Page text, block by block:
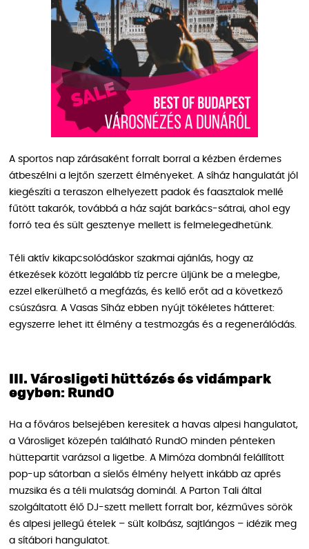
A sportos nap zárásaként forralt borral a kézben érdemes
átbeszélni a lejtőn szerzett élményeket. A síház hangulatát jól
kiegészíti a teraszon elhelyezett padok és faasztalok mellé
fűtött takarók, továbbá a ház saját barkács-sátrai, ahol egy
forró tea és sült gesztenye mellett is felmelegedhetünk.
Téli aktív kikapcsolódáskor szakmai ajánlás, hogy az
étkezések között legalább tíz percre üljünk be a melegbe,
ezzel elkerülhető a megfázás, és kellő erőt ad a következő
csúszásra. A Vasas Síház ebben nyújt tökéletes hátteret:
egyszerre lehet itt élmény a testmozgás és a regenerálódás.
III. Városligeti hüttézés és vidámpark
egyben: RundO
Ha a főváros belsejében keresitek a havas alpesi hangulatot,
a Városliget közepén található RundO minden pénteken
hüttepartit varázsol a ligetbe. A Mimóza dombnál felállított
pop-up sátorban a síelős élmény helyett inkább az aprés
muzsika és a téli mulatság dominál. A Parton Tali által
szolgáltatott élő DJ-szett mellett forralt bor, kézműves sörök
és alpesi jellegű ételek – sült kolbász, sajtlángos – idézik meg
a sítábori hangulatot.